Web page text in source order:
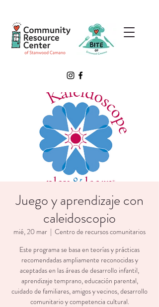
Juego y aprendizaje con
caleidoscopio
mié, 20 mar
  |
Centro de recursos comunitarios
Este programa se basa en teorías y prácticas
recomendadas ampliamente reconocidas y
aceptadas en las áreas de desarrollo infantil,
aprendizaje temprano, educación parental,
cuidado de familiares, amigos y vecinos, desarrollo
comunitario y competencia cultural.